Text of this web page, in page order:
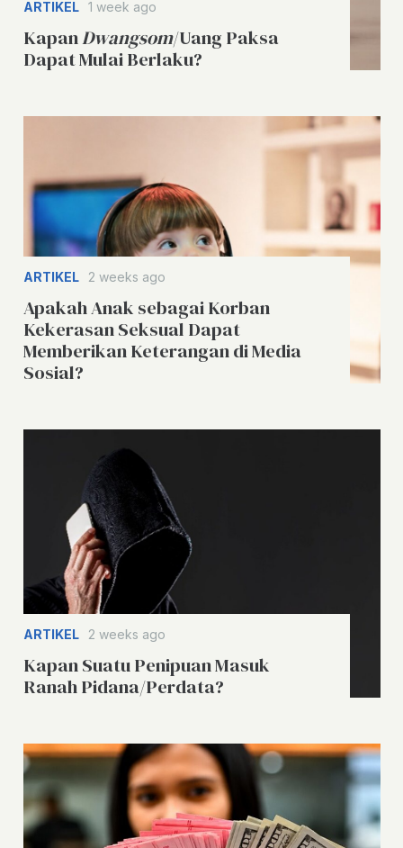
ARTIKEL 1 week ago
KapanDwangsom/Uang Paksa
Dapat Mulai Berlaku?
ARTIKEL 2 weeks ago
Apakah Anak sebagai Korban
Kekerasan Seksual Dapat
Memberikan Keterangan di Media
Sosial?
ARTIKEL 2 weeks ago
Kapan Suatu Penipuan Masuk
Ranah Pidana/Perdata?